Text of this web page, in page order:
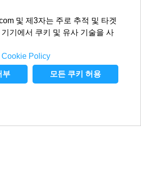
및 제3자는 주로 추적 및 타겟
기에서 쿠키 및 유사 기술을 사
Cookie Policy
모든 쿠키 허용
부